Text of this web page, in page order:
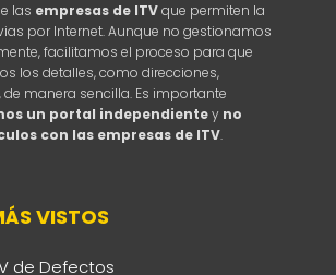
las empresas de ITVque permiten la
por Internet. Aunque no gestionamos
facilitamos el proceso para que
los detalles, como direcciones,
manera sencilla. Es importante
un portal independientey no
con las empresas de ITV.
VISTOS
de Defectos